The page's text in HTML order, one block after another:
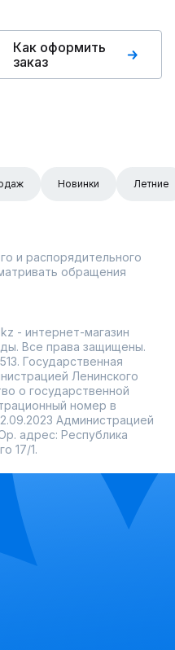
Как оформить
заказ
Новинки Летние
и распорядительного
обращения
- интернет-магазин
Все права защищены.
Государственная
Ленинского
о государственной
номер в
Администрацией
адрес: Республика
17/1.